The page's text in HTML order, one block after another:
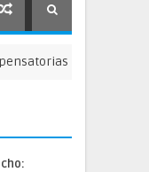
al Botánico?”